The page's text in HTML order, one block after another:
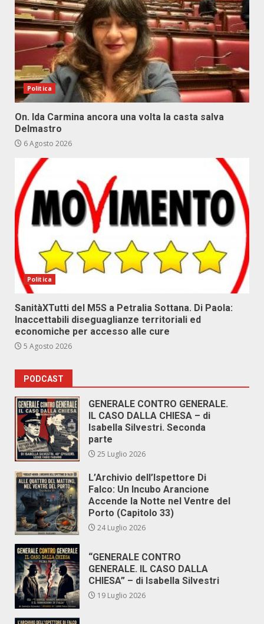
Politica
On. Ida Carmina ancora una volta la casta salva
Delmastro
6 Agosto 2026
Politica
SanitàXTutti del M5S a Petralia Sottana. Di Paola:
Inaccettabili diseguaglianze territoriali ed
economiche per accesso alle cure
5 Agosto 2026
PODCAST
GENERALE CONTRO GENERALE.
IL CASO DALLA CHIESA – di
Isabella Silvestri. Seconda
parte
25 Luglio 2026
L’Archivio dell’Ispettore Di
Falco: Un Incubo Arancione
Accende la Notte nel Ventre del
Porto (Capitolo 33)
24 Luglio 2026
“GENERALE CONTRO
GENERALE. IL CASO DALLA
CHIESA” – di Isabella Silvestri
19 Luglio 2026